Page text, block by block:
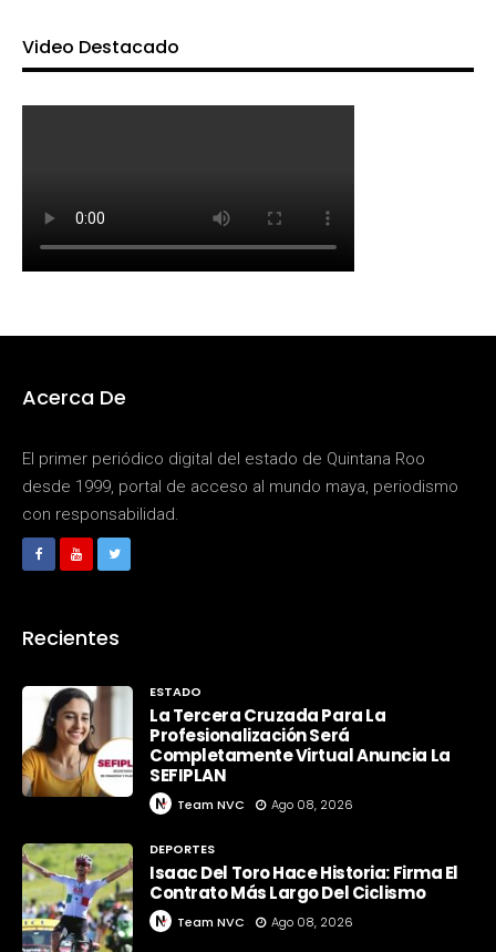
Video Destacado
Acerca De
El primer periódico digital del estado de Quintana Roo
desde 1999, portal de acceso al mundo maya, periodismo
con responsabilidad.
Recientes
ESTADO
La Tercera Cruzada Para La
Profesionalización Será
Completamente Virtual Anuncia La
SEFIPLAN
Team NVC Ago 08, 2026
DEPORTES
Isaac Del Toro Hace Historia: Firma El
Contrato Más Largo Del Ciclismo
Team NVC Ago 08, 2026